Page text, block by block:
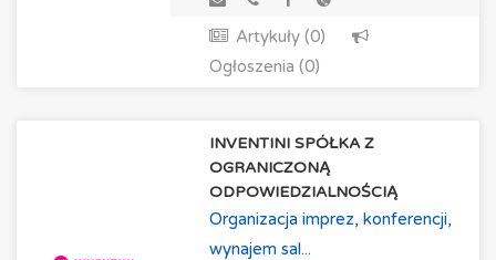
Artykuły (0)
Ogłoszenia (0)
INVENTINI SPÓŁKA Z
OGRANICZONĄ
ODPOWIEDZIALNOŚCIĄ
Organizacja imprez, konferencji,
wynajem sal...